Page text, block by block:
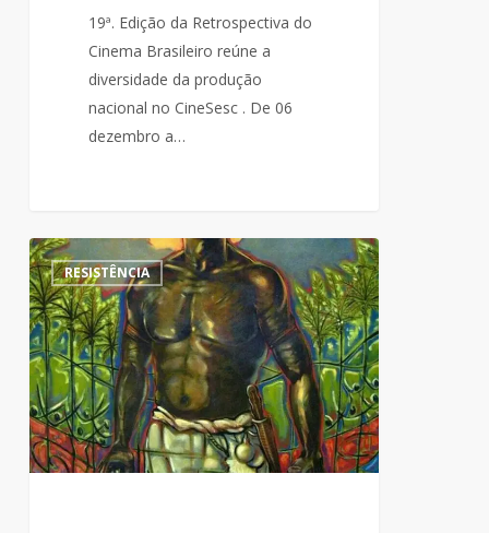
19ª. Edição da Retrospectiva do
Cinema Brasileiro reúne a
diversidade da produção
nacional no CineSesc . De 06
dezembro a…
Criação
do
Dia
da
Consciência
Negra
RESISTÊNCIA 2